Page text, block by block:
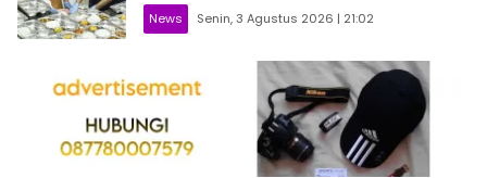
News Senin, 3 Agustus 2026 | 21:02